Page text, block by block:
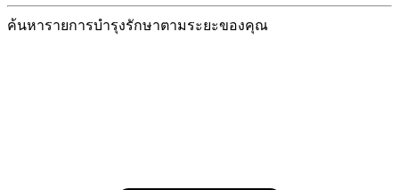
ค้นหารายการบำรุงรักษาตามระยะของคุณ